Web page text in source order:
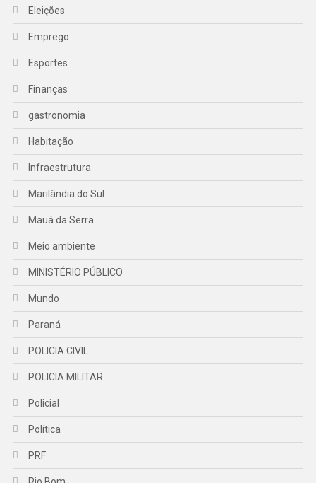
Eleições
Emprego
Esportes
Finanças
gastronomia
Habitação
Infraestrutura
Marilândia do Sul
Mauá da Serra
Meio ambiente
MINISTÉRIO PÚBLICO
Mundo
Paraná
POLICIA CIVIL
POLICIA MILITAR
Policial
Política
PRF